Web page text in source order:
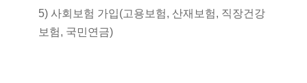
5) 사회보험 가입(고용보험, 산재보험, 직장건강
보험, 국민연금)